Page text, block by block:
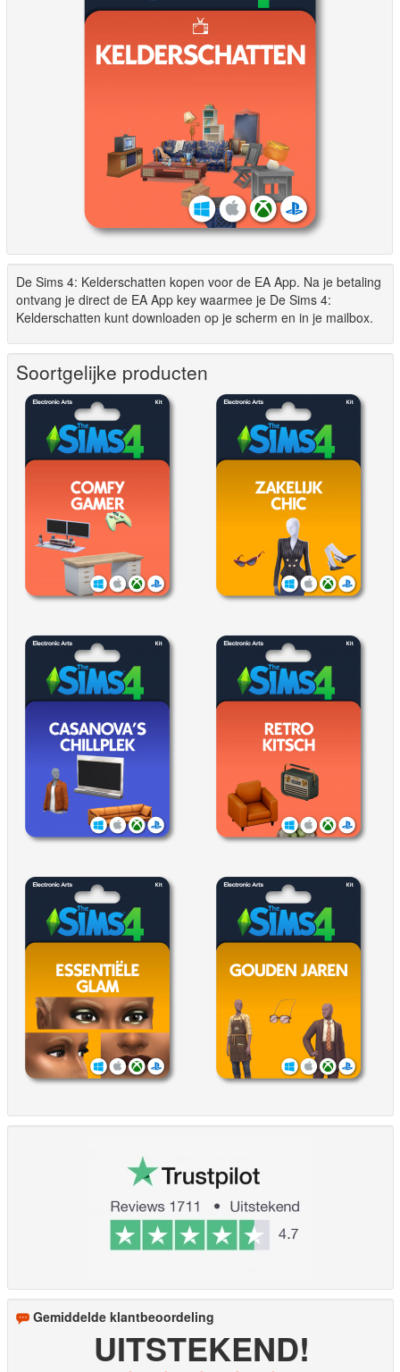
De Sims 4: Kelderschatten kopen voor de EA App. Na je betaling
ontvang je direct de EA App key waarmee je De Sims 4:
Kelderschatten kunt downloaden op je scherm en in je mailbox.
Soortgelijke producten
Gemiddelde klantbeoordeling
UITSTEKEND!